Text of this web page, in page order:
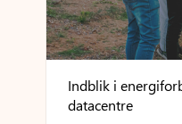
Indblik i
datacentre